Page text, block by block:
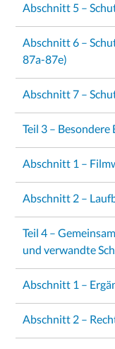
Abschnitt 5 –
Abschnitt 6 –
87a-87e)
Abschnitt 7 –
Teil 3 –
Abschnitt 1 –
Abschnitt 2 –
Teil 4 –
und verwandte
Abschnitt 1 –
Abschnitt 2 –